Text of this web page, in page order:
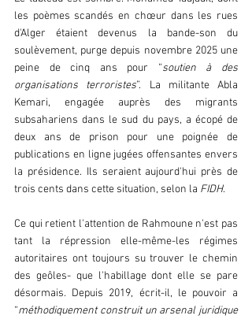
les poèmes scandés en chœur dans les rues
d'Alger étaient devenus la bande-son du
soulèvement, purge depuis novembre 2025 une
peine de cinq ans pour “soutien à des
organisations terroristes”. La militante Abla
Kemari, engagée auprès des migrants
subsahariens dans le sud du pays, a écopé de
deux ans de prison pour une poignée de
publications en ligne jugées offensantes envers
la présidence. Ils seraient aujourd'hui près de
trois cents dans cette situation, selon la FIDH.
Ce qui retient l'attention de Rahmoune n'est pas
tant la répression elle-même-les régimes
autoritaires ont toujours su trouver le chemin
des geôles- que l'habillage dont elle se pare
désormais. Depuis 2019, écrit-il, le pouvoir a
“méthodiquement construit un arsenal juridique